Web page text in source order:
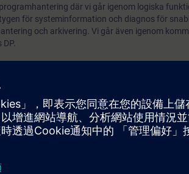
där vi går igenom logiska
för systeminformation och diagnos för
och arkivering. Vi går även igenom
digitala utbildningsplattformen SITRAIN
utbildningar 7 dagar innan kursstart och
Mer